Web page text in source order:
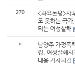
270
<화요논평>사
도 못하는 국가,
되는 여성살해
»
남양주 가정폭
킹, 여성살해사
대응 기자회견